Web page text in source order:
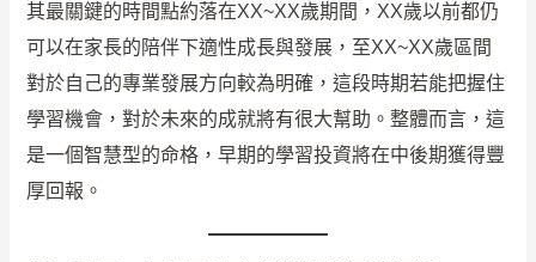
其最關鍵的時間點約落在XX~XX歲期間，XX歲以前都仍
可以在家長的陪伴下適性成長與發展，至XX~XX歲區間
對於自己的專業發展方向較為明確，這段時期若能把握住
學習機會，對於未來的成就將有很大幫助。整體而言，這
是一個智慧型的命格，早期的學習投資將在中後期獲得豐
厚回報。